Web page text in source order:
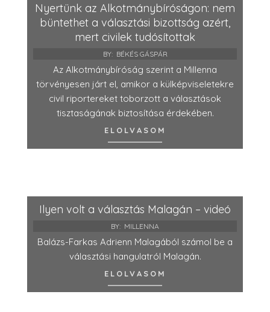
Nyertünk az Alkotmánybíróságon: nem
büntethet a választási bizottság azért,
mert civilek tudósítottak
BY: BÉKÉS GÁSPÁR
Az Alkotmánybíróság szerint a Millenna
törvényesen járt el, amikor a külképviseletekre
civil riportereket toborzott a választások
tisztaságának biztosítása érdekében.
ELOLVASOM
Ilyen volt a választás Malagán – videó
BY: MILLENNA
Balázs-Farkas Adrienn Malagából számol be a
választási hangulatról Malagán.
ELOLVASOM